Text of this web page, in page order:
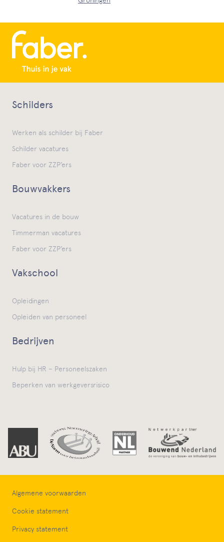
Schilders
Werken als schilder bij Faber
Schilder vacatures
Faber voor ZZP’ers
Bouwvakkers
Vacatures in de bouw
Timmerman vacatures
Faber voor ZZP’ers
Vakschool
Opleidingen
Opleiden van personeel
Bedrijven
Hulp bij HR – Personeelszaken
Beperken van werkgeversrisico
Algemene voorwaarden
Cookie statement
Privacy statement